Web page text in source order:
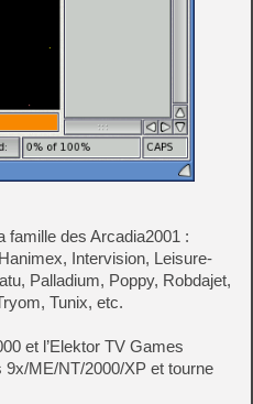
famille des Arcadia2001 :
Intervision, Leisure-
Palladium, Poppy, Robdajet,
Tunix, etc.
et l’Elektor TV Games
ME/NT/2000/XP et tourne